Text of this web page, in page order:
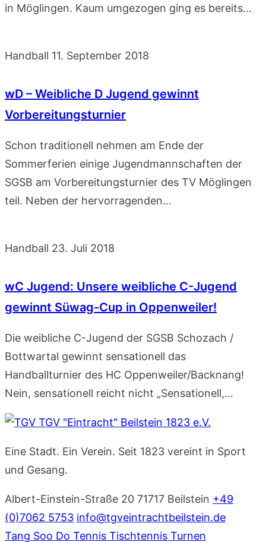
in Möglingen. Kaum umgezogen ging es bereits…
Handball 11. September 2018
wD – Weibliche D Jugend gewinnt
Vorbereitungsturnier
Schon traditionell nehmen am Ende der
Sommerferien einige Jugendmannschaften der
SGSB am Vorbereitungsturnier des TV Möglingen
teil. Neben der hervorragenden…
Handball 23. Juli 2018
wC Jugend: Unsere weibliche C-Jugend
gewinnt Süwag-Cup in Oppenweiler!
Die weibliche C-Jugend der SGSB Schozach /
Bottwartal gewinnt sensationell das
Handballturnier des HC Oppenweiler/Backnang!
Nein, sensationell reicht nicht „Sensationell,…
TGV "Eintracht" Beilstein 1823 e.V.
Eine Stadt. Ein Verein. Seit 1823 vereint in Sport
und Gesang.
Albert-Einstein-Straße 20 71717 Beilstein +49
(0)7062 5753 info@tgveintrachtbeilstein.de
Tang Soo Do Tennis Tischtennis Turnen